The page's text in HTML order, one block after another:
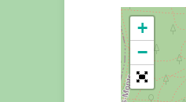
+
−